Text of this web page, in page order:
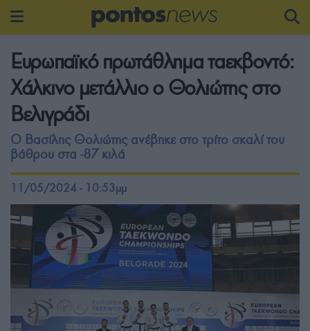
Ευρωπαϊκό πρωτάθλημα ταεκβοντό:
Χάλκινο μετάλλιο ο Θολιώτης στο
Βελιγράδι
Ο Βασίλης Θολιώτης ανέβηκε στο τρίτο σκαλί του
βάθρου στα -87 κιλά
11/05/2024 - 10:53μμ